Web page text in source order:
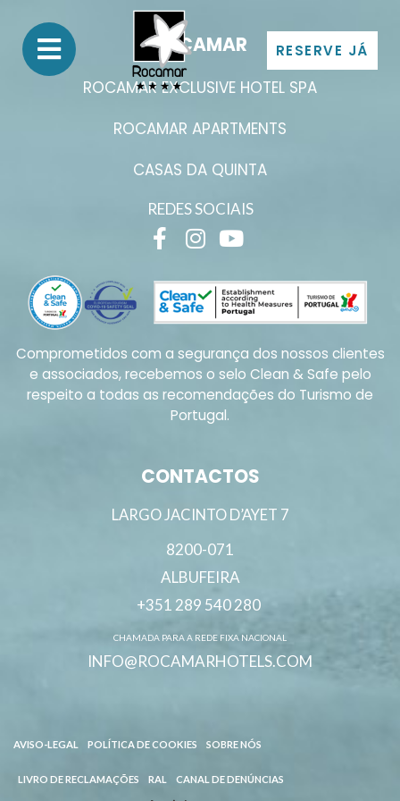
RESERVE JÁ
ROCAMAR
ROCAMAR EXCLUSIVE HOTEL SPA
ROCAMAR APARTMENTS
CASAS DA QUINTA
REDES SOCIAIS
Comprometidos com a segurança dos nossos clientes
e associados, recebemos o selo Clean & Safe pelo
respeito a todas as recomendações do Turismo de
Portugal.
CONTACTOS
LARGO JACINTO D’AYET 7
8200-071
ALBUFEIRA
+351 289 540 280
CHAMADA PARA A REDE FIXA NACIONAL
INFO@ROCAMARHOTELS.COM
AVISO-LEGAL POLÍTICA DE COOKIES SOBRE NÓS
LIVRO DE RECLAMAÇÕES RAL CANAL DE DENÚNCIAS